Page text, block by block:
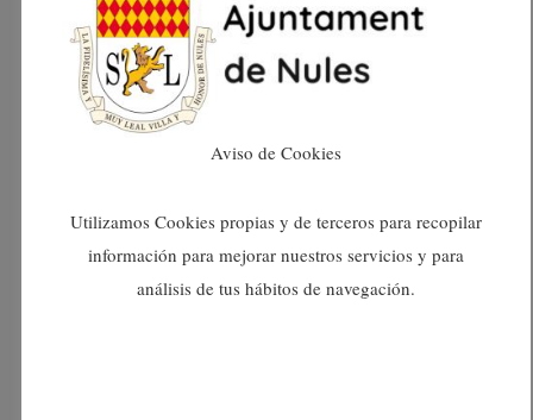
juliol 2024
juny 2024
Aviso de Cookies
Utilizamos Cookies propias y de terceros para recopilar
información para mejorar nuestros servicios y para
análisis de tus hábitos de navegación.